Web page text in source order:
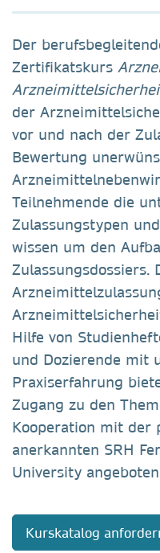
Der
Zertifikatskurs
der
vor und nach der
Bewertung
Teilnehmende die
Zulassungstypen
wissen um den
Zulassungsdossiers.
Hilfe von
und Dozierende mit
Praxiserfahrung
Zugang zu den
Kooperation mit der
anerkannten SRH
University
Kurskatalog